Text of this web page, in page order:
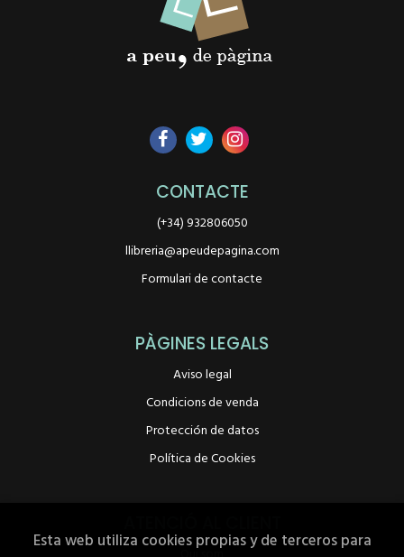
CONTACTE
(+34) 932806050
llibreria@apeudepagina.com
Formulari de contacte
PÀGINES LEGALS
Aviso legal
Condicions de venda
Protección de datos
Política de Cookies
Esta web utiliza cookies propias y de terceros para